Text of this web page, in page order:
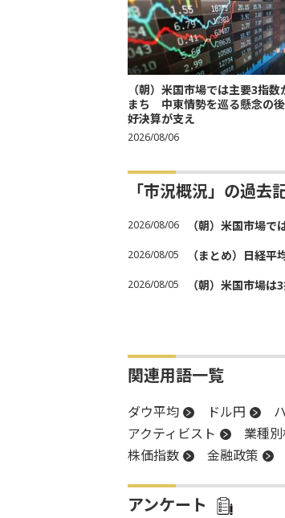
（朝）米国市場では主要3指数
まち 中東情勢を巡る懸念の
好決算が支え
2026/08/06
「市況概況」の過去
2026/08/06 （朝）米国市場
2026/08/05 （まとめ）日経
2026/08/05 （朝）米国市場
関連用語一覧
ダウ平均 ドル円
アクティビスト
業種
株価指数
金融政策
アンケート